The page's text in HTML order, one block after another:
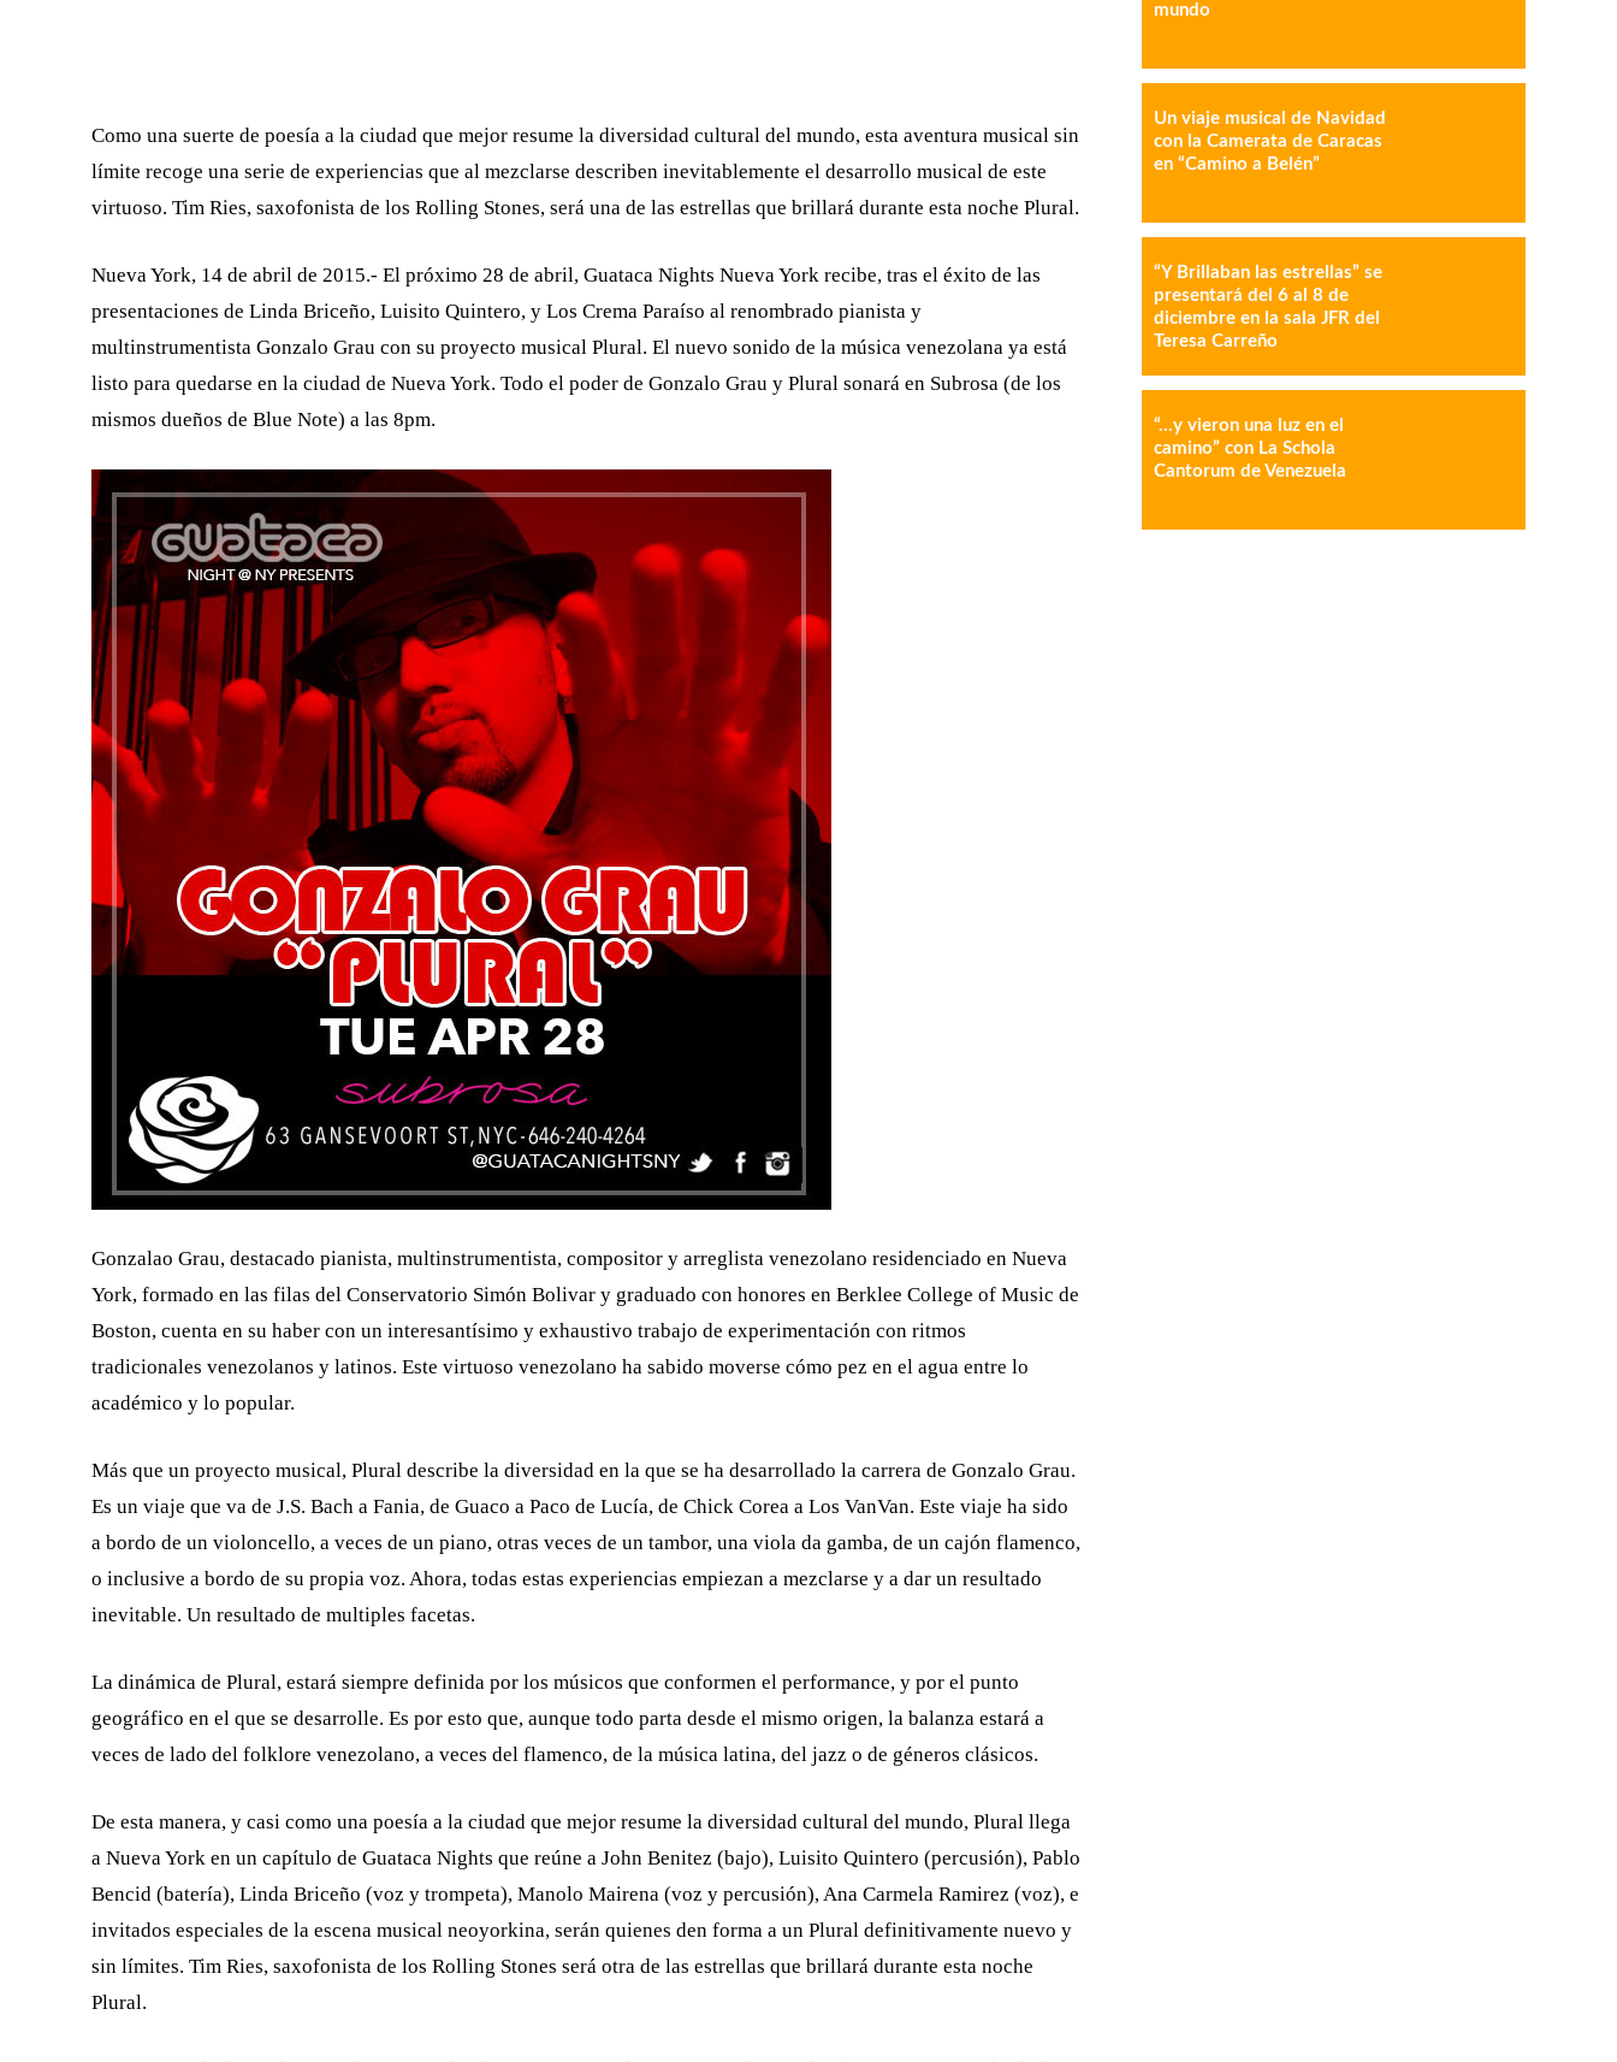
Como una suerte de poesía a la ciudad que mejor resume la diversidad cultural del mundo, esta aventura musical sin
límite recoge una serie de experiencias que al mezclarse describen inevitablemente el desarrollo musical de este
virtuoso. Tim Ries, saxofonista de los Rolling Stones, será una de las estrellas que brillará durante esta noche Plural.
Nueva York, 14 de abril de 2015.- El próximo 28 de abril, Guataca Nights Nueva York recibe, tras el éxito de las
presentaciones de Linda Briceño, Luisito Quintero, y Los Crema Paraíso al renombrado pianista y
multinstrumentista Gonzalo Grau con su proyecto musical Plural. El nuevo sonido de la música venezolana ya está
listo para quedarse en la ciudad de Nueva York. Todo el poder de Gonzalo Grau y Plural sonará en Subrosa (de los
mismos dueños de Blue Note) a las 8pm.
Gonzalao Grau, destacado pianista, multinstrumentista, compositor y arreglista venezolano residenciado en Nueva
York, formado en las filas del Conservatorio Simón Bolivar y graduado con honores en Berklee College of Music de
Boston, cuenta en su haber con un interesantísimo y exhaustivo trabajo de experimentación con ritmos
tradicionales venezolanos y latinos. Este virtuoso venezolano ha sabido moverse cómo pez en el agua entre lo
académico y lo popular.
Más que un proyecto musical, Plural describe la diversidad en la que se ha desarrollado la carrera de Gonzalo Grau.
Es un viaje que va de J.S. Bach a Fania, de Guaco a Paco de Lucía, de Chick Corea a Los VanVan. Este viaje ha sido
a bordo de un violoncello, a veces de un piano, otras veces de un tambor, una viola da gamba, de un cajón flamenco,
o inclusive a bordo de su propia voz. Ahora, todas estas experiencias empiezan a mezclarse y a dar un resultado
inevitable. Un resultado de multiples facetas.
La dinámica de Plural, estará siempre definida por los músicos que conformen el performance, y por el punto
geográfico en el que se desarrolle. Es por esto que, aunque todo parta desde el mismo origen, la balanza estará a
veces de lado del folklore venezolano, a veces del flamenco, de la música latina, del jazz o de géneros clásicos.
De esta manera, y casi como una poesía a la ciudad que mejor resume la diversidad cultural del mundo, Plural llega
a Nueva York en un capítulo de Guataca Nights que reúne a John Benitez (bajo), Luisito Quintero (percusión), Pablo
Bencid (batería), Linda Briceño (voz y trompeta), Manolo Mairena (voz y percusión), Ana Carmela Ramirez (voz), e
invitados especiales de la escena musical neoyorkina, serán quienes den forma a un Plural definitivamente nuevo y
sin límites. Tim Ries, saxofonista de los Rolling Stones será otra de las estrellas que brillará durante esta noche
Plural.
mundo
Un viaje musical de Navidad
con la Camerata de Caracas
en “Camino a Belén”
“Y Brillaban las estrellas” se
presentará del 6 al 8 de
diciembre en la sala JFR del
Teresa Carreño
“…y vieron una luz en el
camino” con La Schola
Cantorum de Venezuela